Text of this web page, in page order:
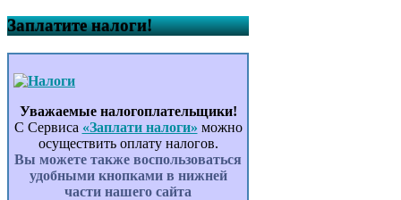
Заплатите налоги!
Уважаемые налогоплательщики!
С Сервиса «Заплати налоги» можно
осуществить оплату налогов.
Вы можете также воспользоваться
удобными кнопками в нижней
части нашего сайта